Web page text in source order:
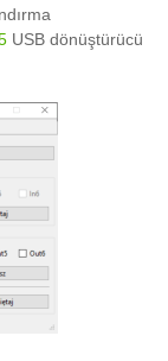
USB dönüştürücü